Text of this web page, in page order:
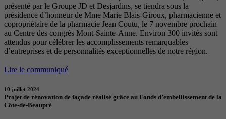
présenté par le Groupe JD et Desjardins, se tiendra sous la
présidence d’honneur de Mme Marie Blais-Giroux, pharmacienne et
copropriétaire de la pharmacie Jean Coutu, le 7 novembre prochain
au Centre des congrès Mont-Sainte-Anne. Environ 300 invités sont
attendus pour célébrer les accomplissements remarquables
d’entreprises et de personnalités exceptionnelles de notre région.
Lire le communiqué
10 juillet 2024
Projet de rénovation de façade réalisé grâce au Fonds d’embellissement de la
Côte-de-Beaupré